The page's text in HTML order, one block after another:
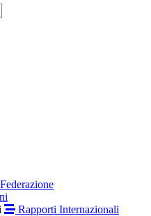
Rapporti Internazionali